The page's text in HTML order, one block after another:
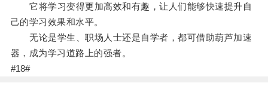
它将学习变得更加高效和有趣，让人们能够快速提升自
己的学习效果和水平。
无论是学生、职场人士还是自学者，都可借助葫芦加速
器，成为学习道路上的强者。
#18#